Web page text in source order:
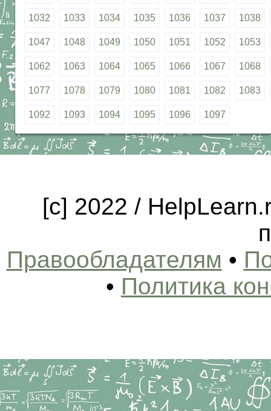
1032 1033 1034 1035 1036 1037 1038
1047 1048 1049 1050 1051 1052 1053
1062 1063 1064 1065 1066 1067 1068
1077 1078 1079 1080 1081 1082 1083
1092 1093 1094 1095 1096 1097
[c] 2022 /
Правообладателям •
• Политика